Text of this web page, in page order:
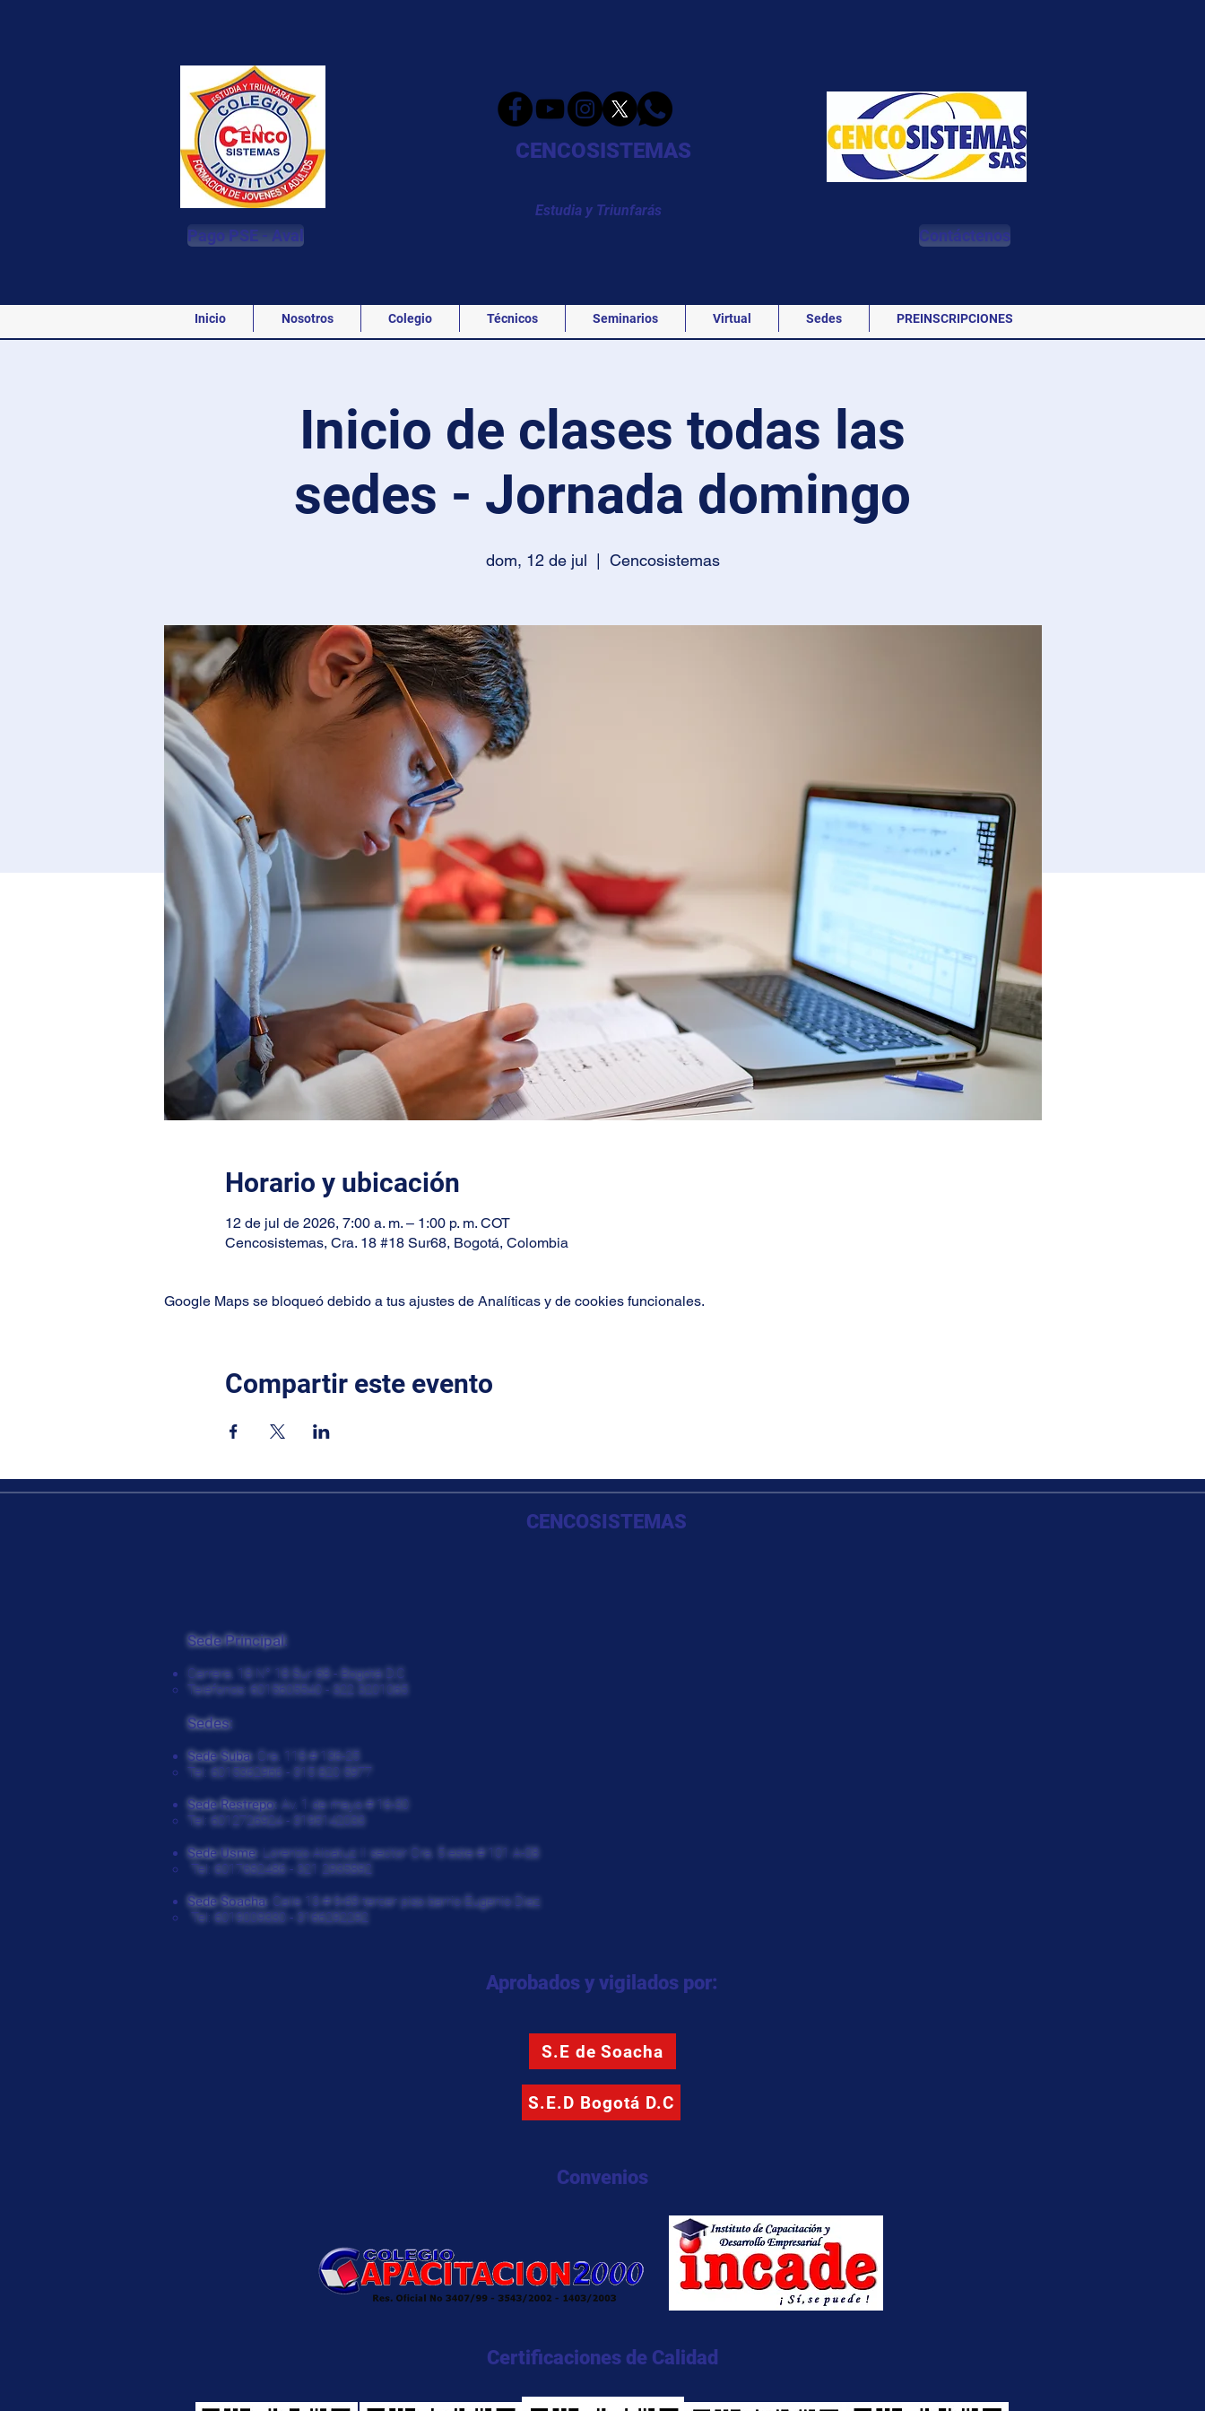
CENCOSISTEMAS
Estudia y Triunfarás
Pago PSE - Aval Contáctenos
Inicio Nosotros Colegio Técnicos Seminarios Virtual Sedes PREINSCRIPCIONES
Inicio de clases todas las
sedes - Jornada domingo
dom, 12 de jul Cencosistemas
Horario y ubicación
12 de jul de 2026, 7:00 a. m. – 1:00 p. m. COT
Cencosistemas, Cra. 18 #18 Sur68, Bogotá, Colombia
Google Maps se bloqueó debido a tus ajustes de Analíticas y de cookies funcionales.
Compartir este evento
CENCOSISTEMAS
Sede Principal:
Carrera. 18 N° 18 Sur 68 - Bogotá D.C
Teléfonos: 6015605540 - 322 3201065
Sedes:
Sede Suba: Cra. 118 # 136-25
Tel: 6015362966 - 315 820 5977
Sede Restrepo: Av. 1 de mayo # 16-30
Tel: 6012726924 - 3195142033
Sede Usme: Lorenzo Alcatuz II sector Cra. 5 este # 101 A-08
Tel: 6017682486 - 321 2935892
Sede Soacha: Calle 13 # 9-69 tercer piso barrio Eugenio Diaz
Tel: 6019009330 - 3166292292
Aprobados y vigilados por:
S.E de Soacha
S.E.D Bogotá D.C
Convenios
Certificaciones de Calidad